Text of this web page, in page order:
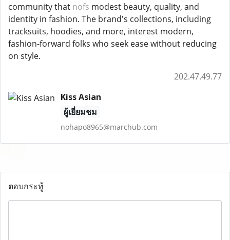
community that nofs modest beauty, quality, and
identity in fashion. The brand's collections, including
tracksuits, hoodies, and more, interest modern,
fashion-forward folks who seek ease without reducing
on style.
202.47.49.77
Kiss Asian
ผู้เยี่ยมชม
nohapo8965@marchub.com
ตอบกระทู้